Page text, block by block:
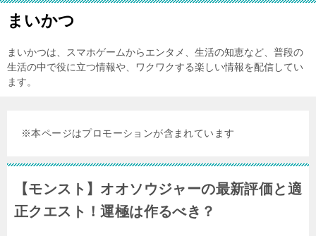
まいかつ
まいかつは、スマホゲームからエンタメ、生活の知恵など、普段の
生活の中で役に立つ情報や、ワクワクする楽しい情報を配信してい
ます。
※本ページはプロモーションが含まれています
【モンスト】オオソウジャーの最新評価と適
正クエスト！運極は作るべき？